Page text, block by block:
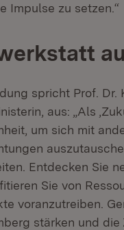
Impulse zu setzen.“
spricht Prof.
aus: „Als
um sich mit
Entdecken Sie
Sie von
voranzutreiben.
stärken und